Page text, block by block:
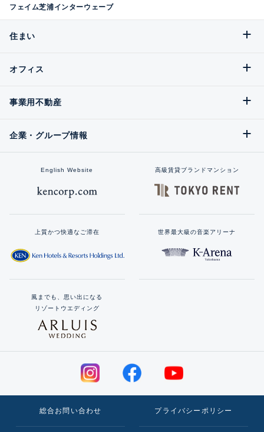
フェイム芝浦インターウェーブ
住まい
オフィス
事業用不動産
企業・グループ情報
English Website 高級賃貸ブランドマンション
上質かつ快適なご滞在 世界最大級の音楽アリーナ
風までも、思い出になる
リゾートウエディング
総合お問い合わせ プライバシーポリシー